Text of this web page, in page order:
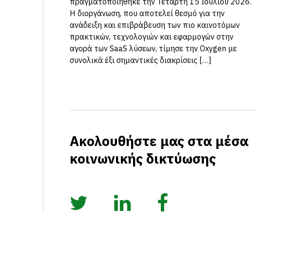
Η διοργάνωση, που αποτελεί θεσμό για την
ανάδειξη και επιβράβευση των πιο καινοτόμων
πρακτικών, τεχνολογιών και εφαρμογών στην
αγορά των SaaS λύσεων, τίμησε την Oxygen με
συνολικά έξι σημαντικές διακρίσεις […]
Ακολουθήστε μας στα μέσα
κοινωνικής δικτύωσης